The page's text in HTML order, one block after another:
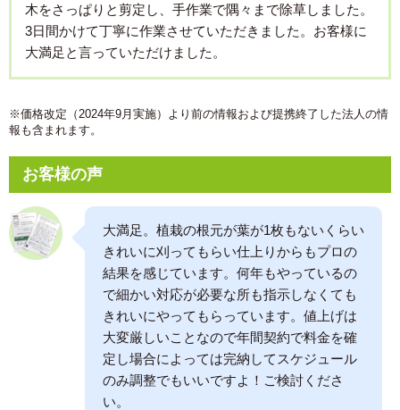
木をさっぱりと剪定し、手作業で隅々まで除草しました。
3日間かけて丁寧に作業させていただきました。お客様に
大満足と言っていただけました。
※価格改定（2024年9月実施）より前の情報および提携終了した法人の情
報も含まれます。
お客様の声
大満足。植栽の根元が葉が1枚もないくらい
きれいに刈ってもらい仕上りからもプロの
結果を感じています。何年もやっているの
で細かい対応が必要な所も指示しなくても
きれいにやってもらっています。値上げは
大変厳しいことなので年間契約で料金を確
定し場合によっては完納してスケジュール
のみ調整でもいいですよ！ご検討くださ
い。